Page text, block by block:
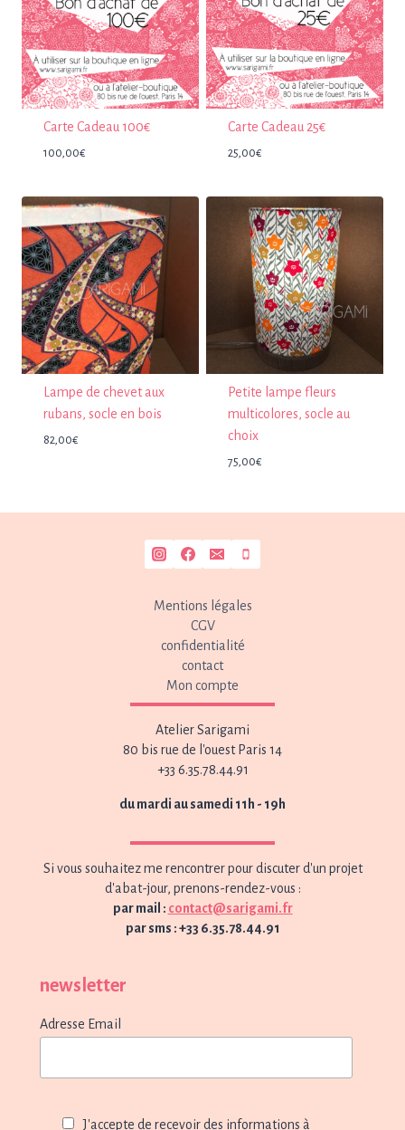
Carte Cadeau 100€
100,00€
Carte Cadeau 25€
25,00€
Lampe de chevet aux
rubans, socle en bois
82,00€
Petite lampe fleurs
multicolores, socle au
choix
75,00€
Mentions légales
CGV
confidentialité
contact
Mon compte
Atelier Sarigami
80 bis rue de l'ouest Paris 14
+33 6.35.78.44.91
du mardi au samedi 11h - 19h
Si vous souhaitez me rencontrer pour discuter d'un projet
d'abat-jour, prenons-rendez-vous :
par mail : contact@sarigami.fr
par sms : +33 6.35.78.44.91
newsletter
Adresse Email
J'accepte de recevoir des informations à